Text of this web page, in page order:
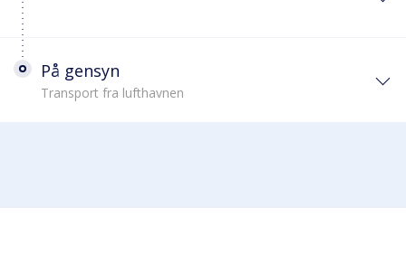
På gensyn
Transport fra lufthavnen